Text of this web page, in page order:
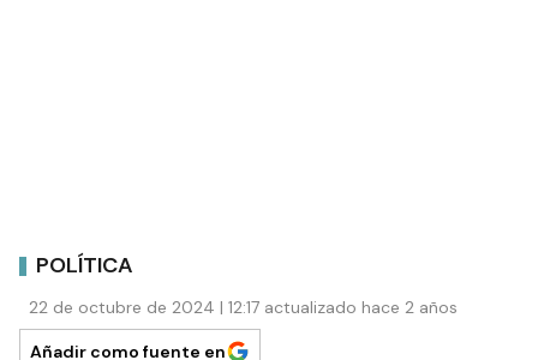
POLÍTICA
22 de octubre de 2024 | 12:17 actualizado hace 2 años
Añadir como fuente en